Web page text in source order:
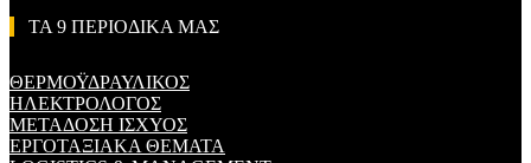
ΤΑ 9 ΠΕΡΙΟΔΙΚΑ ΜΑΣ
ΘΕΡΜΟΫΔΡΑΥΛΙΚΟΣ
ΗΛΕΚΤΡΟΛΟΓΟΣ
ΜΕΤΑΔΟΣΗ ΙΣΧΥΟΣ
ΕΡΓΟΤΑΞΙΑΚΑ ΘΕΜΑΤΑ